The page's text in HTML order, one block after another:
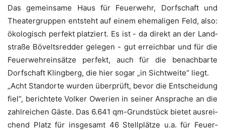
Das gemein­sa­me Haus für Feu­er­wehr, Dorf­schaft und
Thea­ter­grup­pen ent­steht auf einem ehe­ma­li­gen Feld, also:
öko­lo­gisch per­fekt plat­ziert. Es ist - da direkt an der Land­
stra­ße Böveltsred­der gele­gen - gut erreich­bar und für die
Feu­er­wehr­ein­sät­ze per­fekt, auch für die benach­bar­te
Dorf­schaft Kling­berg, die hier sogar „in Sicht­wei­te“ liegt.
„Acht Stand­or­te wur­den über­prüft, bevor die Ent­schei­dung
fiel“, berich­te­te Vol­ker Owe­ri­en in sei­ner Anspra­che an die
zahl­rei­chen Gäs­te. Das 6.641 qm-Grund­stück bie­tet aus­rei­
chend Platz für ins­ge­samt 46 Stell­plät­ze u.a. für Feu­er­